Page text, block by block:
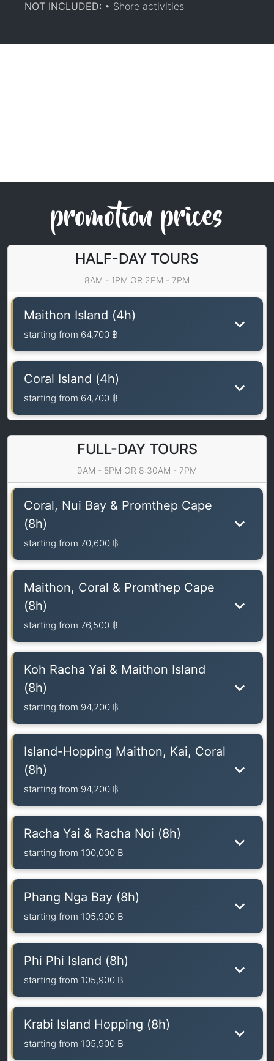
NOT INCLUDED: • Shore activities
promotion prices
HALF-DAY TOURS
8AM - 1PM OR 2PM - 7PM
Maithon Island (4h)
starting from 64,700 ฿
Coral Island (4h)
starting from 64,700 ฿
FULL-DAY TOURS
9AM - 5PM OR 8:30AM - 7PM
Coral, Nui Bay & Promthep Cape
(8h)
starting from 70,600 ฿
Maithon, Coral & Promthep Cape
(8h)
starting from 76,500 ฿
Koh Racha Yai & Maithon Island
(8h)
starting from 94,200 ฿
Island-Hopping Maithon, Kai, Coral
(8h)
starting from 94,200 ฿
Racha Yai & Racha Noi (8h)
starting from 100,000 ฿
Phang Nga Bay (8h)
starting from 105,900 ฿
Phi Phi Island (8h)
starting from 105,900 ฿
Krabi Island Hopping (8h)
starting from 105,900 ฿